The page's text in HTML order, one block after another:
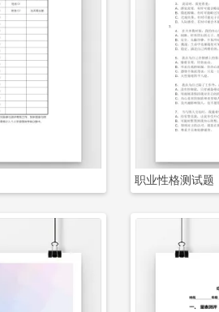
职业性格测试题